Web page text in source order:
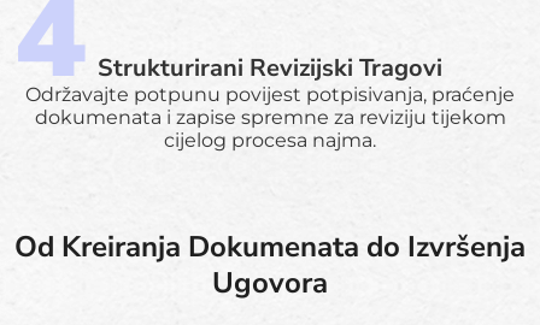
Strukturirani Revizijski Tragovi
Održavajte potpunu povijest potpisivanja, praćenje
dokumenata i zapise spremne za reviziju tijekom
cijelog procesa najma.
Od Kreiranja Dokumenata do Izvršenja
Ugovora